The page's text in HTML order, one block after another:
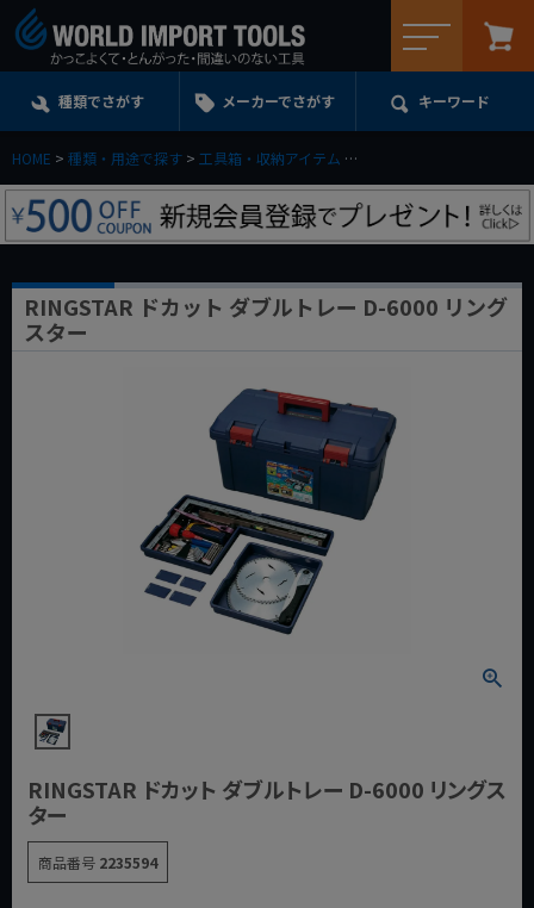
種類でさがす メーカーでさがす キーワード
HOME 種類・用途で探す 工具箱・収納アイテム
RINGSTAR ドカット ダブルトレー D-6000 リング
スター
RINGSTAR ドカット ダブルトレー D-6000 リングス
ター
商品番号 2235594